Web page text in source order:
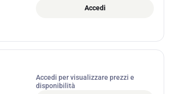
Accedi
Accedi per visualizzare prezzi e
disponibilità